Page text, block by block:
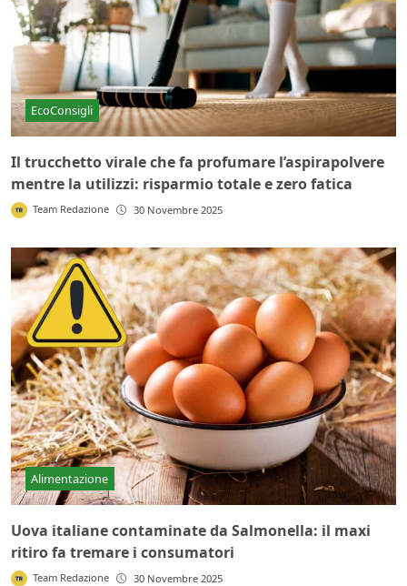
EcoConsigli
Il trucchetto virale che fa profumare l’aspirapolvere
mentre la utilizzi: risparmio totale e zero fatica
Team Redazione 30 Novembre 2025
Alimentazione
Uova italiane contaminate da Salmonella: il maxi
ritiro fa tremare i consumatori
Team Redazione 30 Novembre 2025